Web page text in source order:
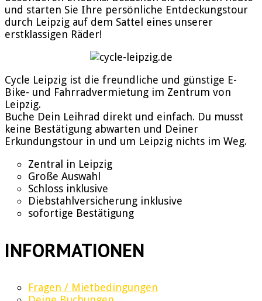
und starten Sie Ihre persönliche Entdeckungstour
durch Leipzig auf dem Sattel eines unserer
erstklassigen Räder!
Cycle Leipzig ist die freundliche und günstige E-
Bike- und Fahrradvermietung im Zentrum von
Leipzig.
Buche Dein Leihrad direkt und einfach. Du musst
keine Bestätigung abwarten und Deiner
Erkundungstour in und um Leipzig nichts im Weg.
Zentral in Leipzig
Große Auswahl
Schloss inklusive
Diebstahlversicherung inklusive
sofortige Bestätigung
INFORMATIONEN
Fragen / Mietbedingungen